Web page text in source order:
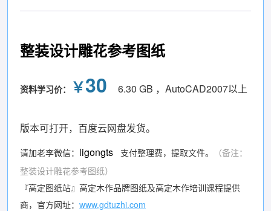
整装设计雕花参考图纸
资料学习价： ￥30 6.30 GB ，AutoCAD2007以上
版本可打开，百度云网盘发货。
请加老李微信： ligongts 支付整理费，提取文件。
（备注：
整装设计雕花参考图纸）
『高定图纸站』高定木作品牌图纸及高定木作培训课程提供
商，官方网址： www.gdtuzhi.com